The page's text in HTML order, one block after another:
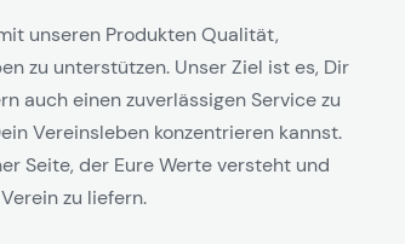
unseren Produkten Qualität,
zu unterstützen. Unser Ziel ist es, Dir
auch einen zuverlässigen Service zu
Vereinsleben konzentrieren kannst.
Seite, der Eure Werte versteht und
zu liefern.